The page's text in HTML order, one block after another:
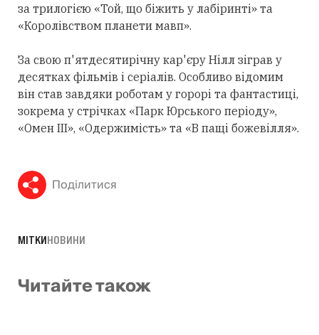
за трилогією «Той, що біжить у лабіринті» та
«Королівством планети мавп».
За свою п'ятдесятирічну кар'єру Нілл зіграв у
десятках фільмів і серіалів. Особливо відомим
він став завдяки роботам у горорі та фантастиці,
зокрема у стрічках «Парк Юрського періоду»,
«Омен III», «Одержимість» та «В пащі божевілля».
Поділитися
МІТКИНОВИНИ
Читайте також